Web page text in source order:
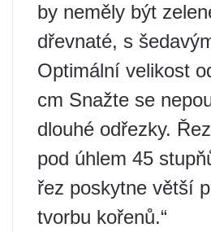
by neměly být
dřevnaté, s
Optimální velikost
cm Snažte se
dlouhé odřezky.
pod úhlem 45
řez poskytne větší
tvorbu kořenů.“